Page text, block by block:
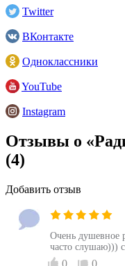
Twitter
ВКонтакте
Одноклассники
YouTube
Instagram
Отзывы о
(4)
Добавить отзыв
Очень душевное
часто слушаю)))
0 0